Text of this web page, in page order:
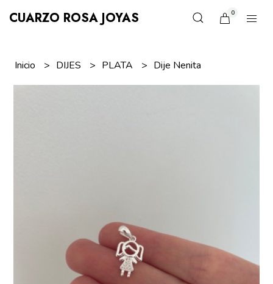
CUARZO ROSA JOYAS 0
Inicio DIJES PLATA Dije Nenita